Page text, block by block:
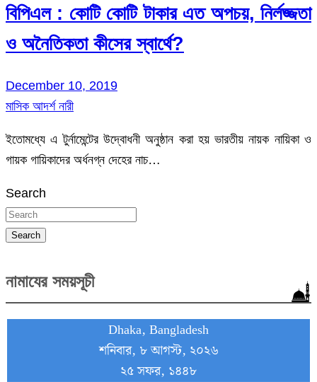
বিপিএল : কোটি কোটি টাকার এত অপচয়, নির্লজ্জতা
ও অনৈতিকতা কীসের স্বার্থে?
December 10, 2019
মাসিক আদর্শ নারী
ইতোমধ্যে এ টুর্নামেন্টের উদ্বোধনী অনুষ্ঠান করা হয় ভারতীয় নায়ক নায়িকা ও
গায়ক গায়িকাদের অর্ধনগ্ন দেহের নাচ…
Search
Search
নামাযের সময়সূচী
Dhaka, Bangladesh
শনিবার, ৮ আগস্ট, ২০২৬
২৫ সফর, ১৪৪৮